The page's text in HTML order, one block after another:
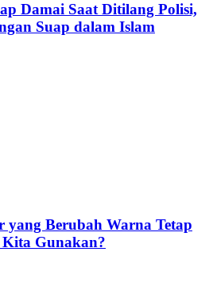
Damai Saat Ditilang Polisi,
Suap dalam Islam
yang Berubah Warna Tetap
Gunakan?